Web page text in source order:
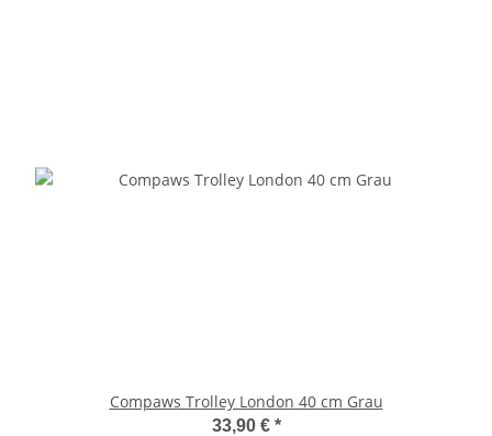
Compaws Trolley London 40 cm Grau
33,90 € *